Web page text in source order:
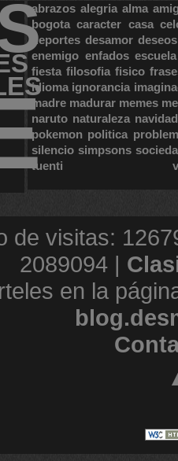
abrazos alegria alma
bogota caracter casa
deportes desamor deseos
enemigo enfados escuela
fiesta filosofia fisico
idioma ignorancia
madre madurar memes
naruto naturaleza navidad
pokemon politica
silencio simpsons
tuenti
de visitas:
2089094 |
en la